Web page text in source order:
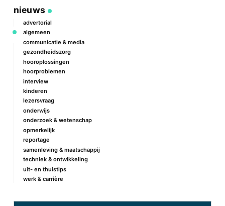
nieuws
advertorial
algemeen
communicatie & media
gezondheidszorg
hooroplossingen
hoorproblemen
interview
kinderen
lezersvraag
onderwijs
onderzoek & wetenschap
opmerkelijk
reportage
samenleving & maatschappij
techniek & ontwikkeling
uit- en thuistips
werk & carrière